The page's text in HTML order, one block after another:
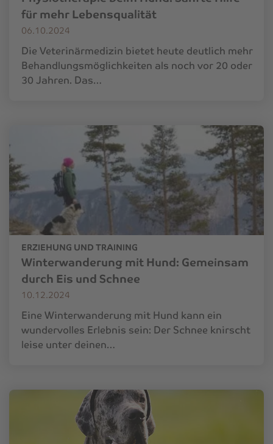
für mehr Lebensqualität
06.10.2024
Die Veterinärmedizin bietet heute deutlich mehr
Behandlungsmöglichkeiten als noch vor 20 oder
30 Jahren. Das…
ERZIEHUNG UND TRAINING
Winterwanderung mit Hund: Gemeinsam
durch Eis und Schnee
10.12.2024
Eine Winterwanderung mit Hund kann ein
wundervolles Erlebnis sein: Der Schnee knirscht
leise unter deinen…